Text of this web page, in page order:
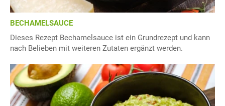
BECHAMELSAUCE
Dieses Rezept Bechamelsauce ist ein Grundrezept und kann
nach Belieben mit weiteren Zutaten ergänzt werden.